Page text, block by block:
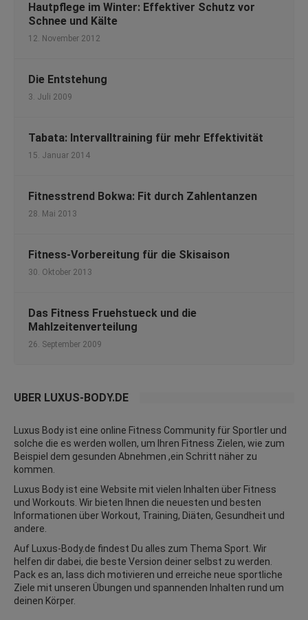
Hautpflege im Winter: Effektiver Schutz vor
Schnee und Kälte
12. November 2012
Die Entstehung
3. Juli 2009
Tabata: Intervalltraining für mehr Effektivität
15. Januar 2014
Fitnesstrend Bokwa: Fit durch Zahlentanzen
28. Mai 2013
Fitness-Vorbereitung für die Skisaison
30. Oktober 2013
Das Fitness Fruehstueck und die
Mahlzeitenverteilung
26. September 2009
ÜBER LUXUS-BODY.DE
Luxus Body ist eine online Fitness Community für Sportler und
solche die es werden wollen, um Ihren Fitness Zielen, wie zum
Beispiel dem gesunden Abnehmen ,ein Schritt näher zu
kommen.
Luxus Body ist eine Website mit vielen Inhalten über Fitness
und Workouts. Wir bieten Ihnen die neuesten und besten
Informationen über Workout, Training, Diäten, Gesundheit und
andere.
Auf Luxus-Body.de findest Du alles zum Thema Sport. Wir
helfen dir dabei, die beste Version deiner selbst zu werden.
Pack es an, lass dich motivieren und erreiche neue sportliche
Ziele mit unseren Übungen und spannenden Inhalten rund um
deinen Körper.